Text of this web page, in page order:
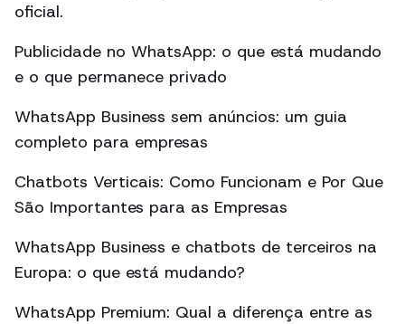
oficial.
Publicidade no WhatsApp: o que está mudando
e o que permanece privado
WhatsApp Business sem anúncios: um guia
completo para empresas
Chatbots Verticais: Como Funcionam e Por Que
São Importantes para as Empresas
WhatsApp Business e chatbots de terceiros na
Europa: o que está mudando?
WhatsApp Premium: Qual a diferença entre as